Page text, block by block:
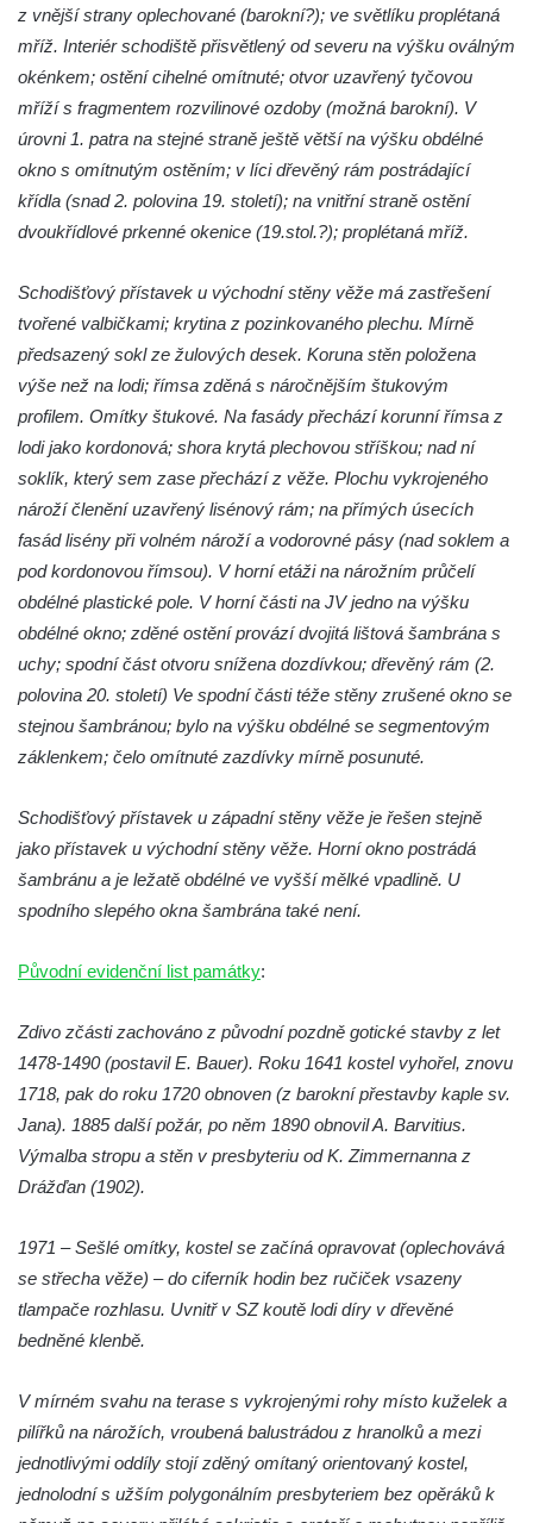
poustevnou v Teplicích nad Metují
Hřbitovní kaple/márnice na hřbitově v
Teplicích nad Metují
Kostel svatého Vavřince v Teplicích nad
Metují
Hrobová kaple Johanna Nitsche na
hřbitově na Vlčí Hoře
Kostel svatého Bartoloměje v Teplicích
Kostel svatého Jana Křtitele na Zámeckém
náměstí v Teplicích
Chrám Povýšení svatého Kříže na
Zámeckém náměstí v Teplicích
Výklenková kaple u vodojemu v severní
části Kozel
Kostel svatého Jakuba Většího (Staršího) u
Lahovic
Kostel svatých Petra a Pavla v Želkovicích
Kaple Panny Marie Bolestné v Benešově
nad Ploučnicí
Kostel Narození Panny Marie v Benešově
Kostel svaté Anny v Tisé
Šumburku nad Desnou – Tanvaldu
Tanvaldu
Kostel svatého Františka z Assisi v Tanvaldu
Kaple svaté Alžběty Durynské v Dolních
Křečanech
Křečanech
Bývalá márnice u hřbitova v Dubé
Úněticích
Kostel svatého Klementa v Levém Hradci
Kostel Wang (Karpacz – Bierutowice,
Polsko)
z vnější strany oplechované (barokní?); ve světlíku proplétaná
mříž. Interiér schodiště přisvětlený od severu na výšku oválným
okénkem; ostění cihelné omítnuté; otvor uzavřený tyčovou
mříží s fragmentem rozvilinové ozdoby (možná barokní). V
úrovni 1. patra na stejné straně ještě větší na výšku obdélné
okno s omítnutým ostěním; v líci dřevěný rám postrádající
křídla (snad 2. polovina 19. století); na vnitřní straně ostění
dvoukřídlové prkenné okenice (19.stol.?); proplétaná mříž.
Schodišťový přístavek u východní stěny věže má zastřešení
tvořené valbičkami; krytina z pozinkovaného plechu. Mírně
předsazený sokl ze žulových desek. Koruna stěn položena
výše než na lodi; římsa zděná s náročnějším štukovým
profilem. Omítky štukové. Na fasády přechází korunní římsa z
lodi jako kordonová; shora krytá plechovou stříškou; nad ní
soklík, který sem zase přechází z věže. Plochu vykrojeného
nároží členění uzavřený lisénový rám; na přímých úsecích
fasád lisény při volném nároží a vodorovné pásy (nad soklem a
pod kordonovou římsou). V horní etáži na nárožním průčelí
obdélné plastické pole. V horní části na JV jedno na výšku
obdélné okno; zděné ostění provází dvojitá lištová šambrána s
uchy; spodní část otvoru snížena dozdívkou; dřevěný rám (2.
polovina 20. století) Ve spodní části téže stěny zrušené okno se
stejnou šambránou; bylo na výšku obdélné se segmentovým
záklenkem; čelo omítnuté zazdívky mírně posunuté.
Schodišťový přístavek u západní stěny věže je řešen stejně
jako přístavek u východní stěny věže. Horní okno postrádá
šambránu a je ležatě obdélné ve vyšší mělké vpadlině. U
spodního slepého okna šambrána také není.
Původní evidenční list památky:
Zdivo zčásti zachováno z původní pozdně gotické stavby z let
1478-1490 (postavil E. Bauer). Roku 1641 kostel vyhořel, znovu
1718, pak do roku 1720 obnoven (z barokní přestavby kaple sv.
Jana). 1885 další požár, po něm 1890 obnovil A. Barvitius.
Výmalba stropu a stěn v presbyteriu od K. Zimmernanna z
Drážďan (1902).
1971 – Sešlé omítky, kostel se začíná opravovat (oplechovává
se střecha věže) – do ciferník hodin bez ručiček vsazeny
tlampače rozhlasu. Uvnitř v SZ koutě lodi díry v dřevěné
bedněné klenbě.
V mírném svahu na terase s vykrojenými rohy místo kuželek a
pilířků na nárožích, vroubená balustrádou z hranolků a mezi
jednotlivými oddíly stojí zděný omítaný orientovaný kostel,
jednolodní s užším polygonálním presbyteriem bez opěráků k